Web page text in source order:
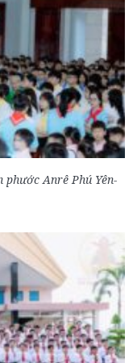
phước Anrê Phú Yên-